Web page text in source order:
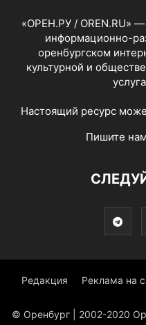
«ОРЕН.РУ / OREN.RU»
информационно-
оренбургском
культурной и
Настоящий ресурс
Пишите
Редакция Реклама на
© Оренбург | 2002-2020